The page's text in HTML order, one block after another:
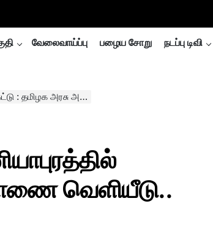
வேலைவாய்ப்பு பழைய சோறு நடப்பு டிவி
அரசாணை வெளியீடு..
வெளியீடு..